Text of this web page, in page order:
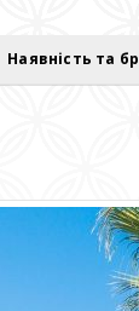
Наявність та